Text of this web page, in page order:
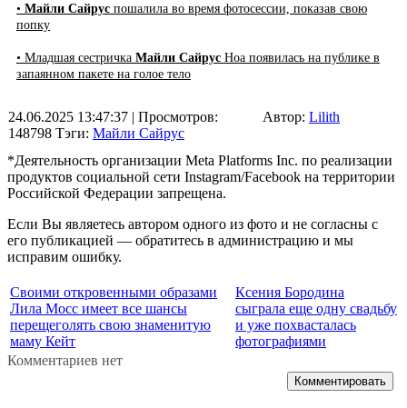
• Майли Сайрус пошалила во время фотосессии, показав свою
попку
• Младшая сестричка Майли Сайрус Ноа появилась на публике в
запаянном пакете на голое тело
24.06.2025 13:47:37 | Просмотров:
148798 Тэги: Майли Сайрус
Автор: Lilith
*Деятельность организации Meta Platforms Inc. по реализации
продуктов социальной сети Instagram/Facebook на территории
Российской Федерации запрещена.
Если Вы являетесь автором одного из фото и не согласны с
его публикацией — обратитесь в администрацию и мы
исправим ошибку.
Своими откровенными образами
Лила Мосс имеет все шансы
перещеголять свою знаменитую
маму Кейт
Ксения Бородина
сыграла еще одну свадьбу
и уже похвасталась
фотографиями
Комментариев нет
Комментировать